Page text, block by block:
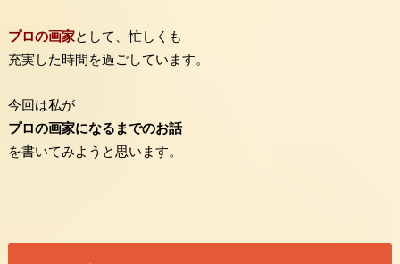
プロの画家として、忙しくも
充実した時間を過ごしています。
今回は私が
プロの画家になるまでのお話
を書いてみようと思います。